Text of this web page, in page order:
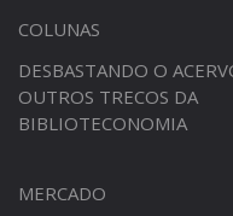
COLUNAS
DESBASTANDO O
OUTROS TRECOS DA
BIBLIOTECONOMIA
MERCADO